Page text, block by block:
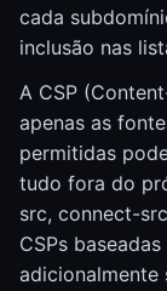
cada
inclusão nas
A CSP
apenas as
permitidas
tudo fora do
src, connect-
CSPs
adicionalmente